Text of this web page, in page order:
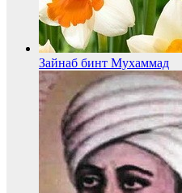
Зайнаб бинт Мухаммад